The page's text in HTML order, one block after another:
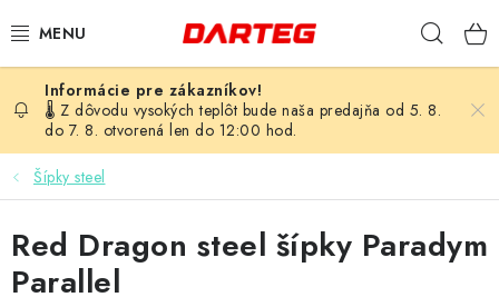
na
ŠÍPKY
TERČE
LETKY
🌡️ Z dôvodu vysokých teplôt bude naša predajňa od 5. 8.
do 7. 8. otvorená len do 12:00 hod.
Šípky steel
Red Dragon steel šípky Paradym
Parallel